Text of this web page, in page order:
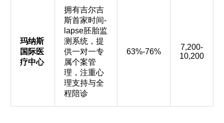
玛纳斯
国际医
疗中心
拥有吉尔吉
斯首家时间-
lapse胚胎监
测系统，提
供一对一专
属个案管
理，注重心
理支持与全
程陪诊
63%-76%
7,200-
10,200